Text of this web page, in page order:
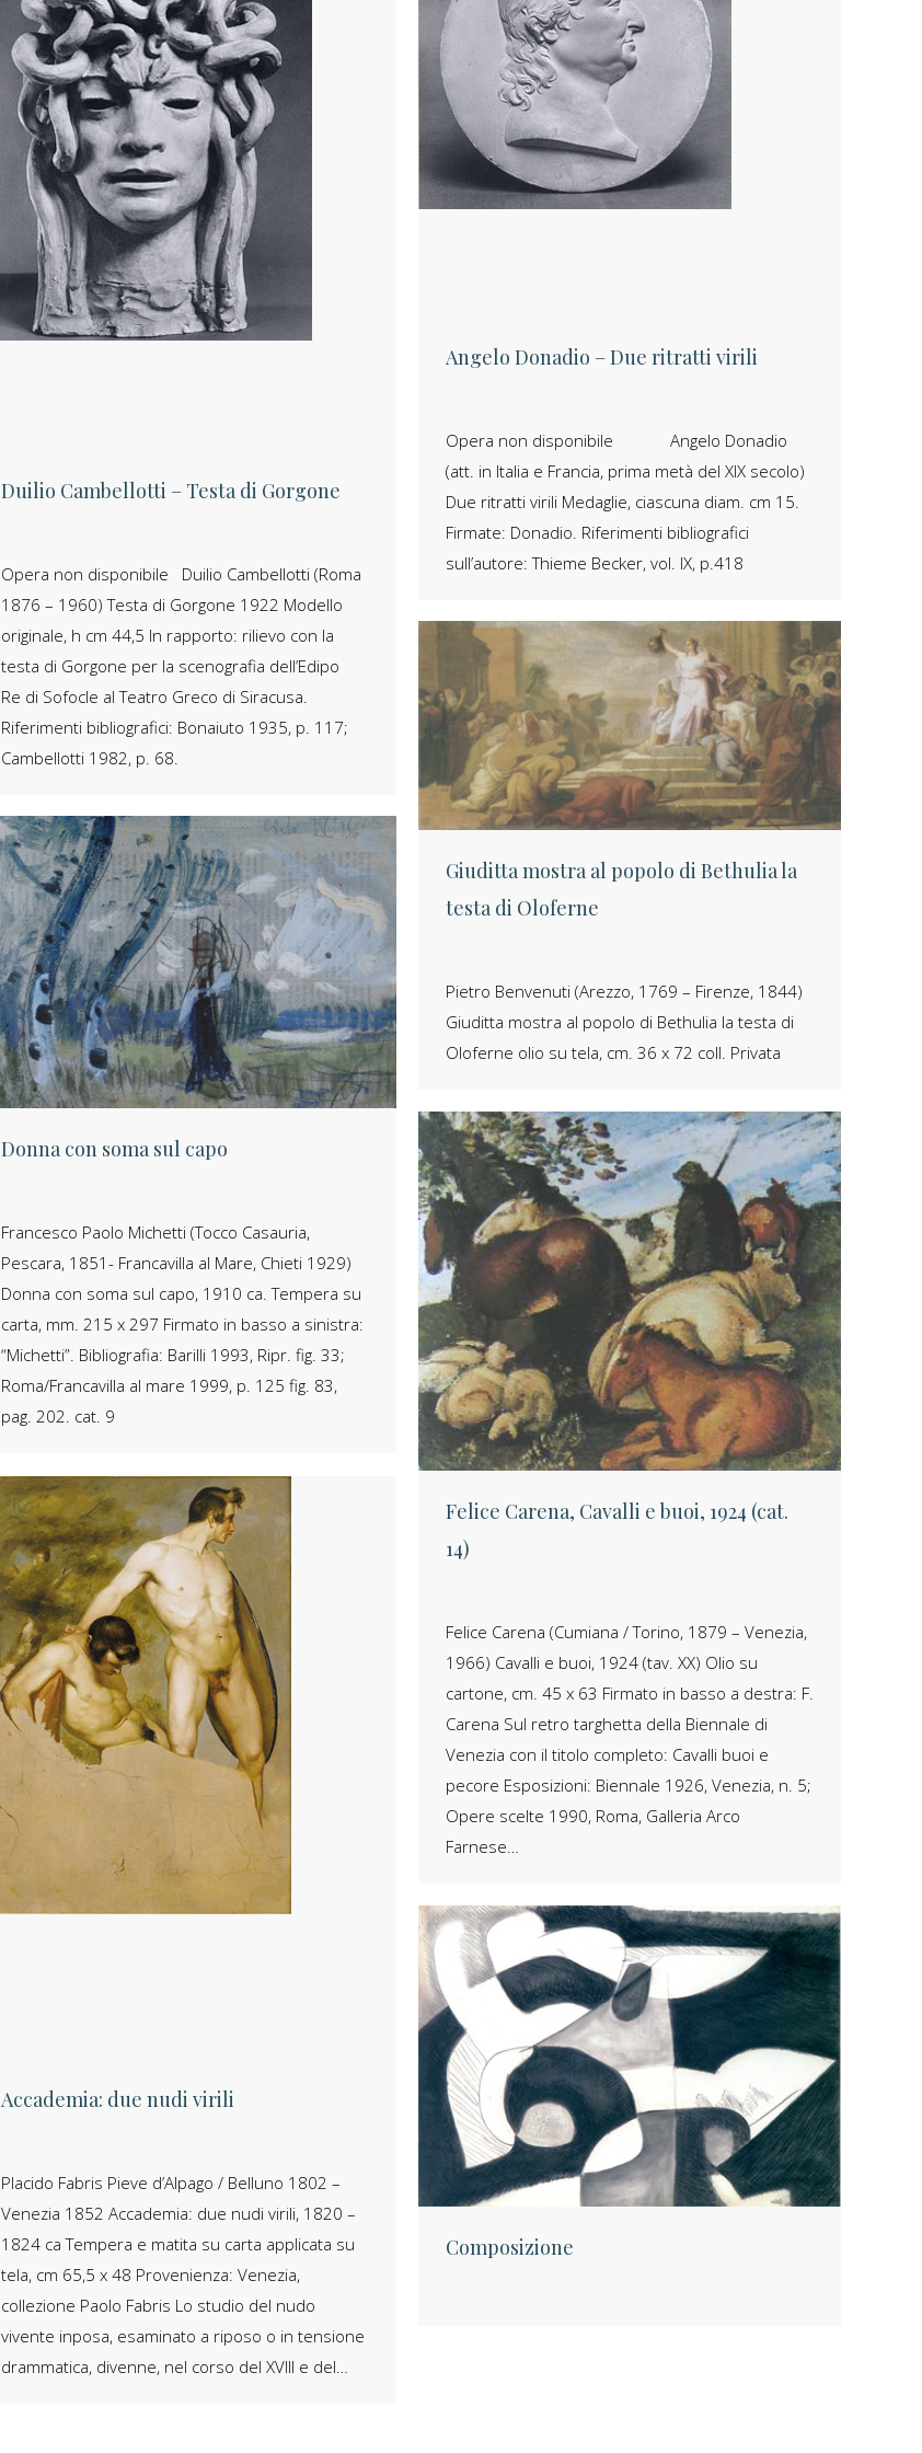
Duilio Cambellotti – Testa di Gorgone
Opera non disponibile Duilio Cambellotti (Roma
1876 – 1960) Testa di Gorgone 1922 Modello
originale, h cm 44,5 In rapporto: rilievo con la
testa di Gorgone per la scenografia dell’Edipo
Re di Sofocle al Teatro Greco di Siracusa.
Riferimenti bibliografici: Bonaiuto 1935, p. 117;
Cambellotti 1982, p. 68.
Angelo Donadio – Due ritratti virili
Opera non disponibile Angelo Donadio
(att. in Italia e Francia, prima metà del XIX secolo)
Due ritratti virili Medaglie, ciascuna diam. cm 15.
Firmate: Donadio. Riferimenti bibliografici
sull’autore: Thieme Becker, vol. IX, p.418
Giuditta mostra al popolo di Bethulia la
testa di Oloferne
Pietro Benvenuti (Arezzo, 1769 – Firenze, 1844)
Giuditta mostra al popolo di Bethulia la testa di
Oloferne olio su tela, cm. 36 x 72 coll. Privata
Donna con soma sul capo
Francesco Paolo Michetti (Tocco Casauria,
Pescara, 1851- Francavilla al Mare, Chieti 1929)
Donna con soma sul capo, 1910 ca. Tempera su
carta, mm. 215 x 297 Firmato in basso a sinistra:
“Michetti”. Bibliografia: Barilli 1993, Ripr. fig. 33;
Roma/Francavilla al mare 1999, p. 125 fig. 83,
pag. 202. cat. 9
Felice Carena, Cavalli e buoi, 1924 (cat.
14)
Felice Carena (Cumiana / Torino, 1879 – Venezia,
1966) Cavalli e buoi, 1924 (tav. XX) Olio su
cartone, cm. 45 x 63 Firmato in basso a destra: F.
Carena Sul retro targhetta della Biennale di
Venezia con il titolo completo: Cavalli buoi e
pecore Esposizioni: Biennale 1926, Venezia, n. 5;
Opere scelte 1990, Roma, Galleria Arco
Farnese…
Accademia: due nudi virili
Placido Fabris Pieve d’Alpago / Belluno 1802 –
Venezia 1852 Accademia: due nudi virili, 1820 –
1824 ca Tempera e matita su carta applicata su
tela, cm 65,5 x 48 Provenienza: Venezia,
collezione Paolo Fabris Lo studio del nudo
vivente inposa, esaminato a riposo o in tensione
drammatica, divenne, nel corso del XVIII e del…
Composizione